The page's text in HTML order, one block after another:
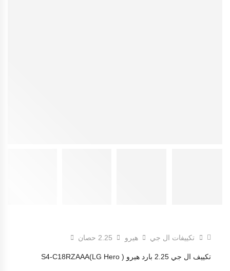
تكييفات ال جي هيرو 2.25 حصان
تكييف ال جي 2.25 بارد هيرو ( LG Hero)S4-C18RZAAA